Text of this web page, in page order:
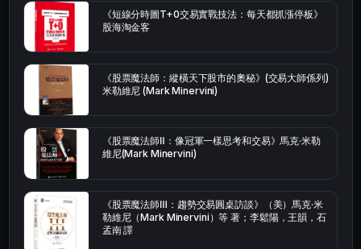
《短線分時圖T+0交易實戰技法：每天都抓漲停板》
股海淘金客
《股票魔法師：縱橫天下股市的奧秘》(交易大師係列)
米勒維尼 (Mark Minervini)
《股票魔法師Ⅱ：像冠軍一樣思考和交易》馬克·米勒
維尼(Mark Minervini)
《股票魔法師Ⅲ：趨勢交易圓桌訪談》（美）馬克·米
勒維尼（Mark Minervini）等 著；李鬆陽，王韻，石
孟南 譯